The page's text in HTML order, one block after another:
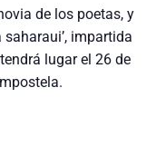
de los poetas, y
impartida
lugar el 26 de